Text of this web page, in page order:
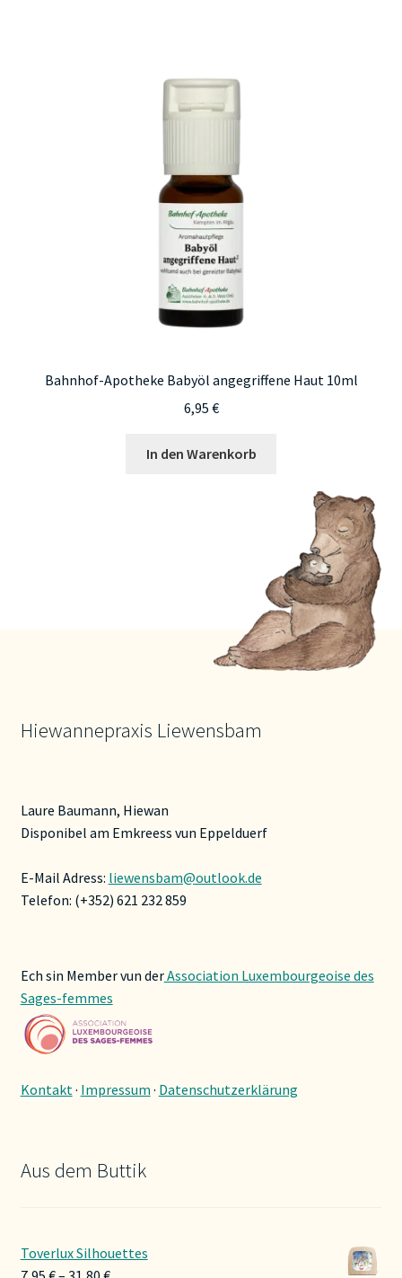
Bahnhof-Apotheke Babyöl angegriffene Haut 10ml
6,95 €
In den Warenkorb
Hiewannepraxis Liewensbam
Laure Baumann, Hiewan
Disponibel am Emkreess vun Eppelduerf
E-Mail Adress: liewensbam@outlook.de
Telefon: (+352) 621 232 859
Ech sin Member vun derAssociation Luxembourgeoise des
Sages-femmes
Kontakt · Impressum · Datenschutzerklärung
Aus dem Buttik
Toverlux Silhouettes